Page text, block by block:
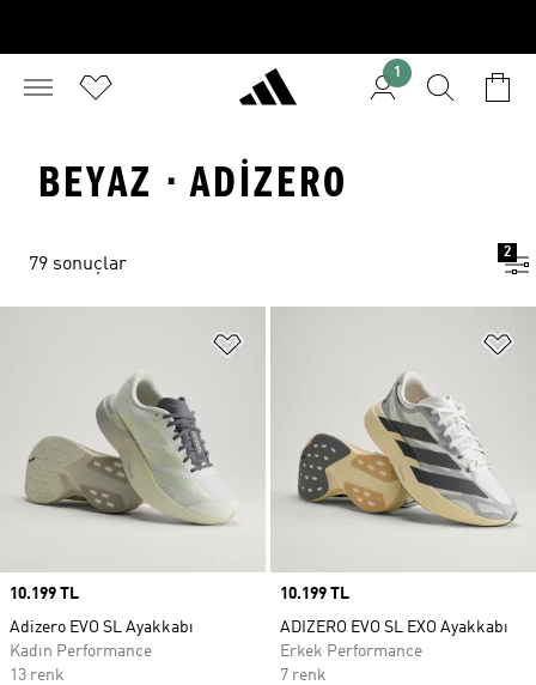
1
BEYAZ · ADIZERO
79 sonuçlar
2
Price
10.199 TL
Adizero EVO SL Ayakkabı
Kadın Performance
13 renk
Price
10.199 TL
ADIZERO EVO SL EXO Ayakkabı
Erkek Performance
7 renk